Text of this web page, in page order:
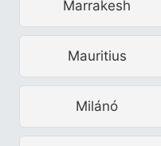
Marrakesh
Mauritius
Milánó